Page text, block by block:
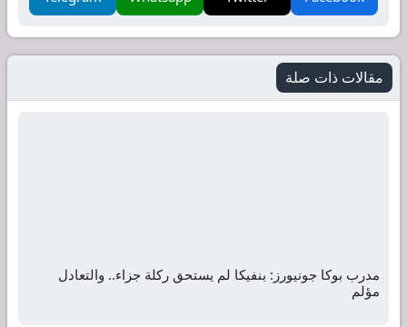
مقالات ذات صلة
مدرب بوكا جونيورز: بنفيكا لم يستحق ركلة جزاء.. والتعادل
مؤلم